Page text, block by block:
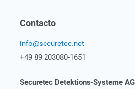
Contacto
info@securetec.net
+49 89 203080-1651
Securetec Detektions-Systeme AG